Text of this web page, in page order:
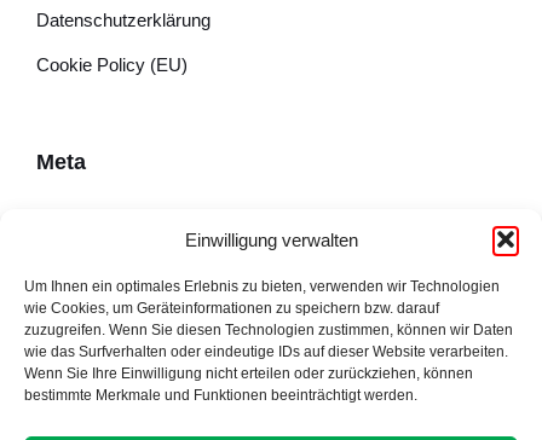
Einwilligung verwalten
Um Ihnen ein optimales Erlebnis zu bieten, verwenden wir Technologien
wie Cookies, um Geräteinformationen zu speichern bzw. darauf
zuzugreifen. Wenn Sie diesen Technologien zustimmen, können wir Daten
wie das Surfverhalten oder eindeutige IDs auf dieser Website verarbeiten.
Wenn Sie Ihre Einwilligung nicht erteilen oder zurückziehen, können
bestimmte Merkmale und Funktionen beeinträchtigt werden.
Datenschutzerklärung
Cookie Policy (EU)
Meta
Cookie Policy (EU)